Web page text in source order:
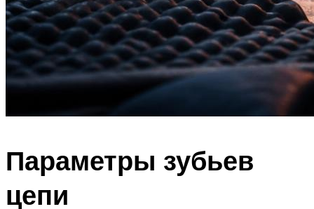
Параметры зубьев
цепи